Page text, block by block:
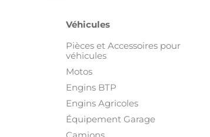
Véhicules
Pièces et Accessoires pour
véhicules
Motos
Engins BTP
Engins Agricoles
Équipement Garage